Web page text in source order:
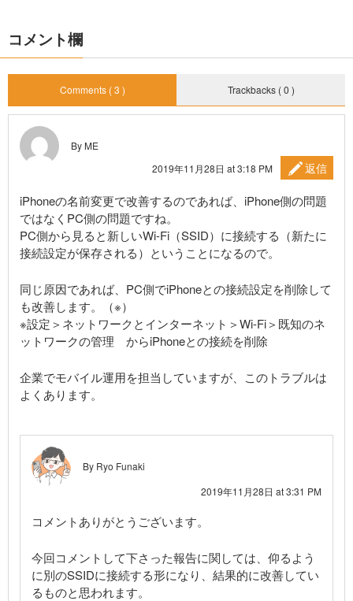
コメント欄
Comments ( 3 ) Trackbacks ( 0 )
By ME
2019年11月28日 at 3:18 PM
返信
iPhoneの名前変更で改善するのであれば、iPhone側の問題
ではなくPC側の問題ですね。
PC側から見ると新しいWi-Fi（SSID）に接続する（新たに
接続設定が保存される）ということになるので。
同じ原因であれば、PC側でiPhoneとの接続設定を削除して
も改善します。（※）
※設定＞ネットワークとインターネット＞Wi-Fi＞既知のネ
ットワークの管理 からiPhoneとの接続を削除
企業でモバイル運用を担当していますが、このトラブルは
よくあります。
By Ryo Funaki
2019年11月28日 at 3:31 PM
コメントありがとうございます。
今回コメントして下さった報告に関しては、仰るよう
に別のSSIDに接続する形になり、結果的に改善してい
るものと思われます。